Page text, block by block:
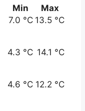
Min
Max
7.0 °C 13.5 °C
4.3 °C 14.1 °C
4.6 °C 12.2 °C